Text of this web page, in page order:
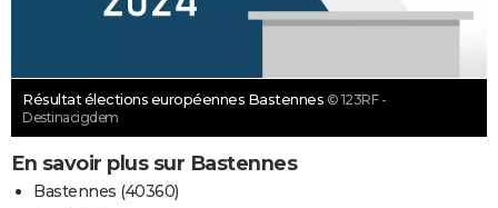
Résultat élections européennes Bastennes © 123RF -
Destinacigdem
En savoir plus sur Bastennes
Bastennes (40360)